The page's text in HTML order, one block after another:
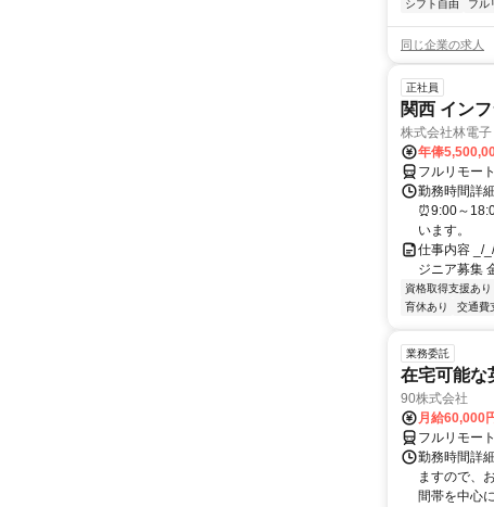
シフト自由 フル
同じ企業の求人
正社員
関西 イン
株式会社林電子
年俸
フルリモート
勤務時間詳
⏰9:00～
います。
仕事内容 _/
ジニア募集
資格取得支援あり
育休あり
交通費
業務委託
在宅可能な
90株式会社
月給60,000
フルリモート
勤務時間詳
ますので、
間帯を中心